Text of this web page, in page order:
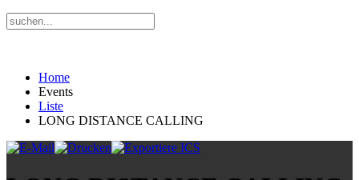
Home
Events
Liste
LONG DISTANCE CALLING